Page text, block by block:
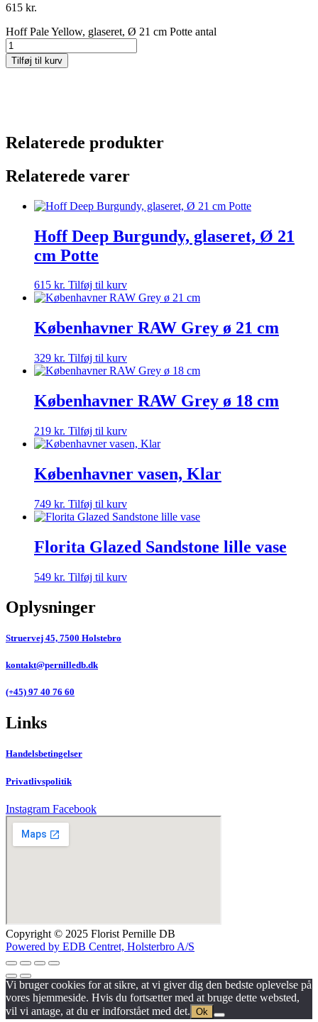
615 kr.
Hoff Pale Yellow, glaseret, Ø 21 cm Potte antal
Tilføj til kurv
Relaterede produkter
Relaterede varer
Hoff Deep Burgundy, glaseret, Ø 21
cm Potte
615 kr. Tilføj til kurv
Københavner RAW Grey ø 21 cm
329 kr. Tilføj til kurv
Københavner RAW Grey ø 18 cm
219 kr. Tilføj til kurv
Københavner vasen, Klar
749 kr. Tilføj til kurv
Florita Glazed Sandstone lille vase
549 kr. Tilføj til kurv
Oplysninger
Struervej 45, 7500 Holstebro
kontakt@pernilledb.dk
(+45) 97 40 76 60
Links
Handelsbetingelser
Privatlivspolitik
Instagram Facebook
Copyright © 2025 Florist Pernille DB
Powered by EDB Centret, Holsterbro A/S
Vi bruger cookies for at sikre, at vi giver dig den bedste oplevelse på
vores hjemmeside. Hvis du fortsætter med at bruge dette websted,
vil vi antage, at du er indforstået med det. Ok